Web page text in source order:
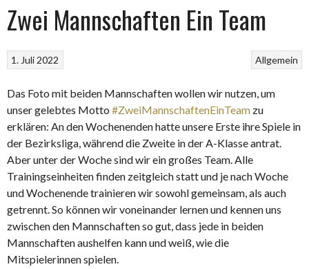
Zwei Mannschaften Ein Team
Allgemein
1. Juli 2022
Das Foto mit beiden Mannschaften wollen wir nutzen, um
unser gelebtes Motto #ZweiMannschaftenEinTeam zu
erklären: An den Wochenenden hatte unsere Erste ihre Spiele in
der Bezirksliga, während die Zweite in der A-Klasse antrat.
Aber unter der Woche sind wir ein großes Team. Alle
Trainingseinheiten finden zeitgleich statt und je nach Woche
und Wochenende trainieren wir sowohl gemeinsam, als auch
getrennt. So können wir voneinander lernen und kennen uns
zwischen den Mannschaften so gut, dass jede in beiden
Mannschaften aushelfen kann und weiß, wie die
Mitspielerinnen spielen.